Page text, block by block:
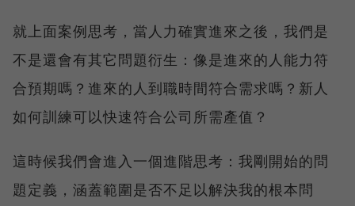
就上面案例思考，當人力確實進來之後，我們是
不是還會有其它問題衍生：像是進來的人能力符
合預期嗎？進來的人到職時間符合需求嗎？新人
如何訓練可以快速符合公司所需產值？
這時候我們會進入一個進階思考：我剛開始的問
題定義，涵蓋範圍是否不足以解決我的根本問